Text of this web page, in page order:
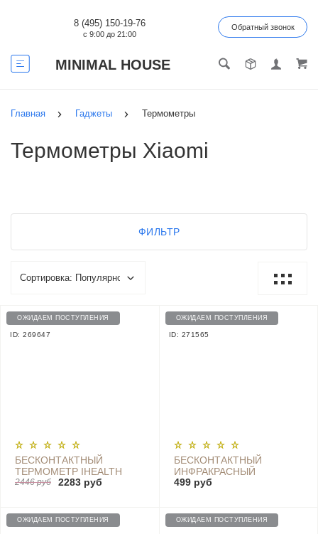
MINIMAL HOUSE
8 (495) 150-19-76
с 9:00 до 21:00
Обратный звонок
Главная Гаджеты Термометры
Термометры Xiaomi
ФИЛЬТР
ОЖИДАЕМ ПОСТУПЛЕНИЯ
ID: 269647
БЕСКОНТАКТНЫЙ
ТЕРМОМЕТР IHEALTH
THERMOMETER - PT3
2446 руб 2283 руб
ОЖИДАЕМ ПОСТУПЛЕНИЯ
ID: 271565
БЕСКОНТАКТНЫЙ
ИНФРАКРАСНЫЙ
ТЕРМОМЕТР HOCO
499 руб
ОЖИДАЕМ ПОСТУПЛЕНИЯ ОЖИДАЕМ ПОСТУПЛЕНИЯ